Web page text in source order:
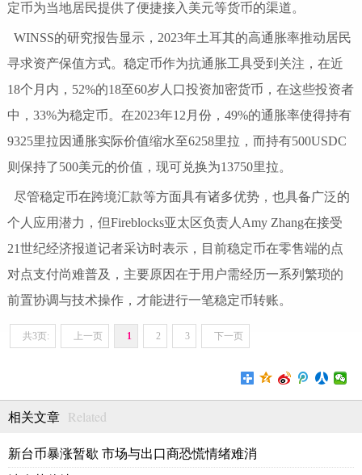
定币为当地居民提供了便捷接入美元等货币的渠道。
WINSS的研究报告显示，2023年土耳其的高通胀率推动居民
寻求资产保值方式。稳定币作为抗通胀工具受到关注，在近
18个月内，52%的18至60岁人口投资加密货币，在这些投资者
中，33%为稳定币。在2023年12月份，49%的通胀率使得持有
9325里拉因通胀实际价值缩水至6258里拉，而持有500USDC
则保持了500美元的价值，现可兑换为13750里拉。
尽管稳定币在跨境汇款等方面具有诸多优势，也具备广泛的
个人应用潜力，但Fireblocks亚太区负责人Amy Zhang在接受
21世纪经济报道记者采访时表示，目前稳定币在零售端的点
对点支付尚难普及，主要原因在于用户需经历一系列繁琐的
前置协调与技术操作，才能进行一笔稳定币转账。
共3页: 上一页 1 2 3 下一页
相关文章 Related
新台币暴涨暂歇 市场与出口商恐慌情绪难消